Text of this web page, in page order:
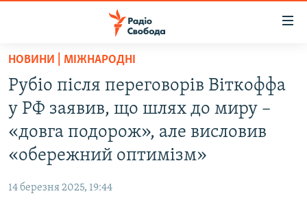
Перейти
основного
матеріалу
Перейти
до
основної
Перейти
РАДІО СВОБОДА – 70 РОКІВ
ВСЕ ЗА ДОБУ
ПОЛІТИКА
СУСПІЛЬСТВО
ВІЙНА
ДОНБАС.РЕАЛІЇ
НОВИНИ | МІЖНАРОДНІ
Рубіо після переговорів Віткоффа
у РФ заявив, що шлях до миру –
«довга подорож», але висловив
«обережний оптимізм»
14 березня 2025, 19:44